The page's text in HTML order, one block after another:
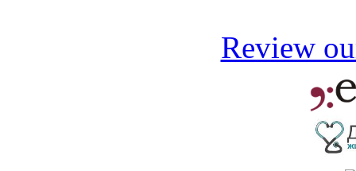
Review